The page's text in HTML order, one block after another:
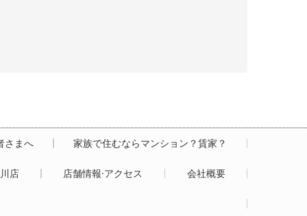
さまへ 家族で住むならマンション？賃家？
店 店舗情報·アクセス 会社概要